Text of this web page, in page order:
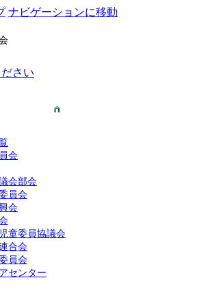
ナビゲーションに移動
さい
会
会部会
員会
会
童委員協議会
合会
員会
センター